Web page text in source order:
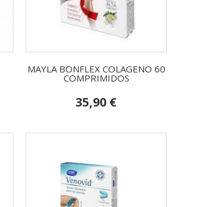
MAYLA BONFLEX COLAGENO 60
COMPRIMIDOS
35,90 €